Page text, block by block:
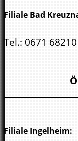
Filiale Bad
Tel.: 0671 68210
Filiale Ingelheim: